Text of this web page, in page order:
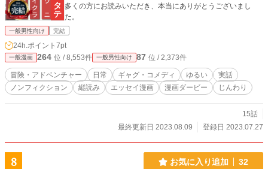
多くの方にお読みいただき、本当にありがとうございまし
た。
一般男性向け 完結
24h.ポイント 7pt
一般漫画 264 位 / 8,553件 一般男性向け 87 位 / 2,373件
冒険・アドベンチャー 日常 ギャグ・コメディ ゆるい
実話
ノンフィクション
縦読み エッセイ漫画 漫画ダービー じんわり
15話
最終更新日 2023.08.09
登録日 2023.07.27
8 お気に入り追加 32